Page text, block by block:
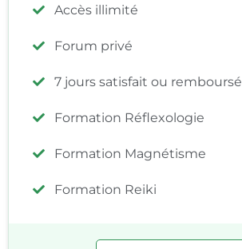
Accès illimité
Forum privé
7 jours satisfait ou remboursé
Formation Réflexologie
Formation Magnétisme
Formation Reiki